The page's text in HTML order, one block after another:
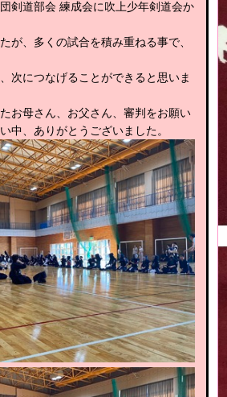
剣道部会 練成会に吹上少年剣道会か
が、多くの試合を積み重ねる事で、
次につなげることができると思いま
お母さん、お父さん、審判をお願い
中、ありがとうございました。